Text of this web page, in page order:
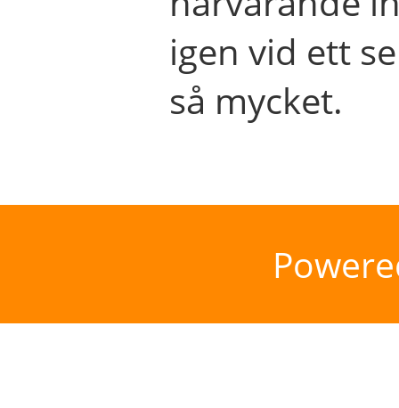
igen vid ett
så mycket.